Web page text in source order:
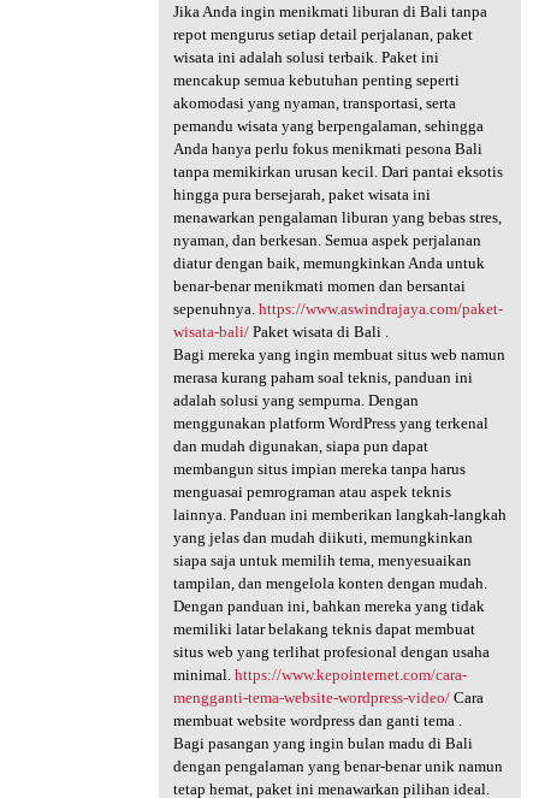
Jika Anda ingin menikmati liburan di Bali tanpa
repot mengurus setiap detail perjalanan, paket
wisata ini adalah solusi terbaik. Paket ini
mencakup semua kebutuhan penting seperti
akomodasi yang nyaman, transportasi, serta
pemandu wisata yang berpengalaman, sehingga
Anda hanya perlu fokus menikmati pesona Bali
tanpa memikirkan urusan kecil. Dari pantai eksotis
hingga pura bersejarah, paket wisata ini
menawarkan pengalaman liburan yang bebas stres,
nyaman, dan berkesan. Semua aspek perjalanan
diatur dengan baik, memungkinkan Anda untuk
benar-benar menikmati momen dan bersantai
sepenuhnya. https://www.aswindrajaya.com/paket-
wisata-bali/Paket wisata di Bali .
Bagi mereka yang ingin membuat situs web namun
merasa kurang paham soal teknis, panduan ini
adalah solusi yang sempurna. Dengan
menggunakan platform WordPress yang terkenal
dan mudah digunakan, siapa pun dapat
membangun situs impian mereka tanpa harus
menguasai pemrograman atau aspek teknis
lainnya. Panduan ini memberikan langkah-langkah
yang jelas dan mudah diikuti, memungkinkan
siapa saja untuk memilih tema, menyesuaikan
tampilan, dan mengelola konten dengan mudah.
Dengan panduan ini, bahkan mereka yang tidak
memiliki latar belakang teknis dapat membuat
situs web yang terlihat profesional dengan usaha
minimal. https://www.kepointernet.com/cara-
mengganti-tema-website-wordpress-video/Cara
membuat website wordpress dan ganti tema .
Bagi pasangan yang ingin bulan madu di Bali
dengan pengalaman yang benar-benar unik namun
tetap hemat, paket ini menawarkan pilihan ideal.